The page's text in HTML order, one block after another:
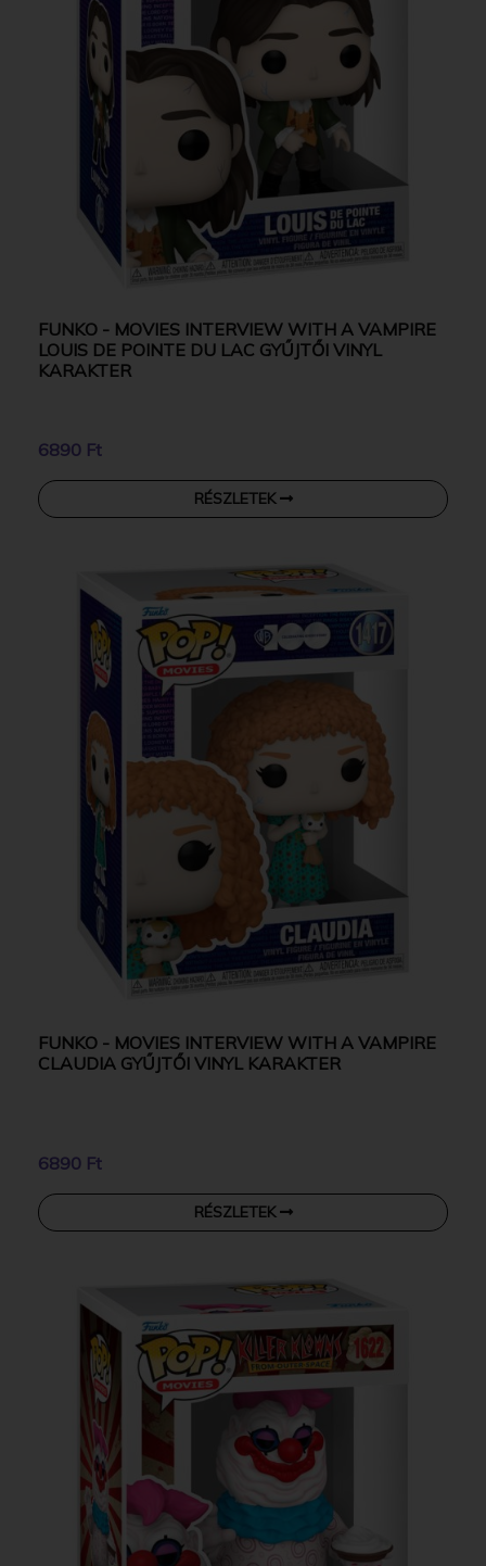
FUNKO - MOVIES INTERVIEW WITH A VAMPIRE
LOUIS DE POINTE DU LAC GYŰJTŐI VINYL
KARAKTER
6890 Ft
RÉSZLETEK
FUNKO - MOVIES INTERVIEW WITH A VAMPIRE
CLAUDIA GYŰJTŐI VINYL KARAKTER
6890 Ft
RÉSZLETEK